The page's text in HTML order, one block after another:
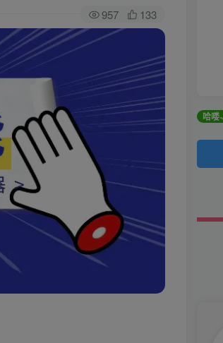
957 133
哈喽~
全站积分可通过签到和每日任务获取